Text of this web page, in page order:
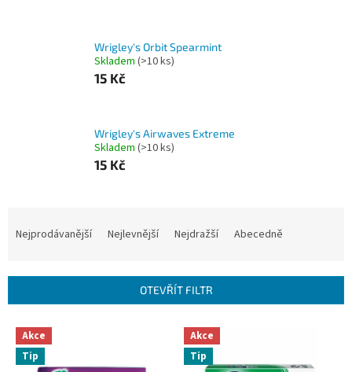
Wrigley's Orbit Spearmint
Skladem (>10 ks)
15 Kč
Wrigley's Airwaves Extreme
Skladem (>10 ks)
15 Kč
í
Nejprodávanější Nejlevnější Nejdražší Abecedně
OTEVŘÍT FILTR
V
p
Akce
Tip
Akce
Tip